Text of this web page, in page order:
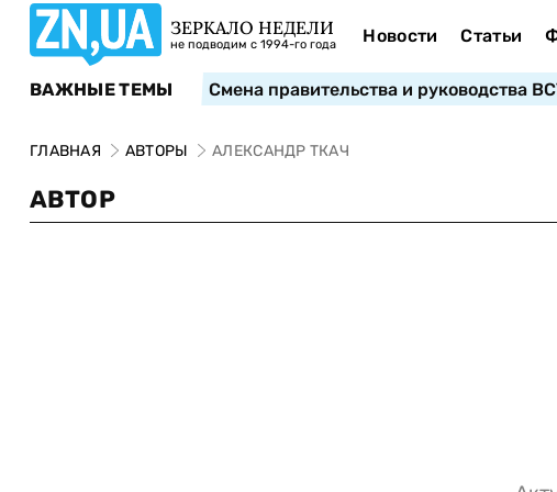
ЗЕРКАЛО НЕДЕЛИ
не подводим с 1994-го года Новости Статьи
ВАЖНЫЕ ТЕМЫ Смена правительства и руководства
ГЛАВНАЯ АВТОРЫ АЛЕКСАНДР ТКАЧ
АВТОР